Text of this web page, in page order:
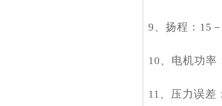
9、扬程：15
10、电机功率
11、压力误差